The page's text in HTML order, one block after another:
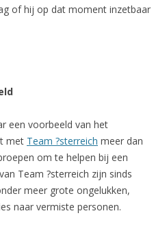
of hij op dat moment inzetbaar
een voorbeeld van het
met Team ?sterreich meer dan
om te helpen bij een
Team ?sterreich zijn sinds
meer grote ongelukken,
naar vermiste personen.